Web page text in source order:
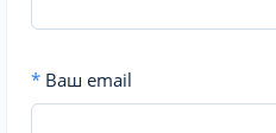
* Ваш email